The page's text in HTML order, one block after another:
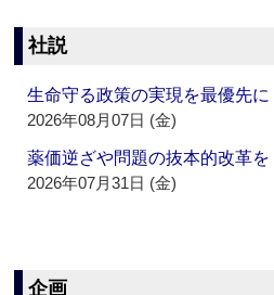
社説
生命守る政策の実現を最優先に
2026年08月07日 (金)
薬価逆ざや問題の抜本的改革を
2026年07月31日 (金)
企画